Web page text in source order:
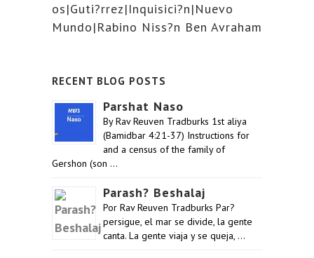
os|Guti?rrez|Inquisici?n|Nuevo
Mundo|Rabino Niss?n Ben Avraham
RECENT BLOG POSTS
Parshat Naso
By Rav Reuven Tradburks 1st aliya
(Bamidbar 4:21-37) Instructions for
and a census of the family of
Gershon (son …
Parash? Beshalaj
Por Rav Reuven Tradburks Par?
persigue, el mar se divide, la gente
canta. La gente viaja y se queja, …